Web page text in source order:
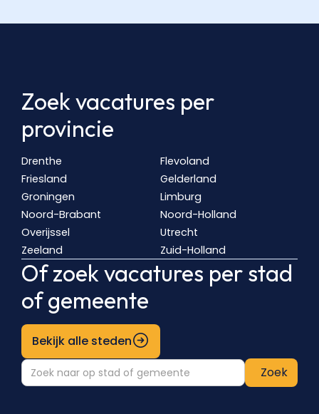
Zoek vacatures per
provincie
Drenthe
Flevoland
Friesland
Gelderland
Groningen
Limburg
Noord-Brabant
Noord-Holland
Overijssel
Utrecht
Zeeland
Zuid-Holland
Of zoek vacatures per stad
of gemeente
Bekijk alle steden